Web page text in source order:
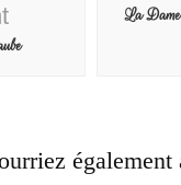
La
également